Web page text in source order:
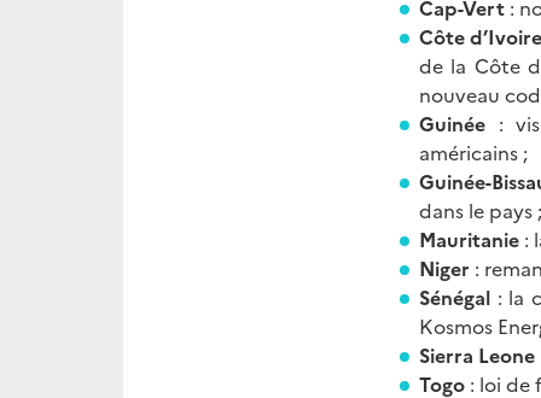
Cap-Vert :
Côte
de la Côte
nouveau
Guinée :
américains ;
Guinée-
dans le pays ;
Mauritanie :
Niger :
Sénégal : la
Kosmos
Sierra Leone
Togo : loi de